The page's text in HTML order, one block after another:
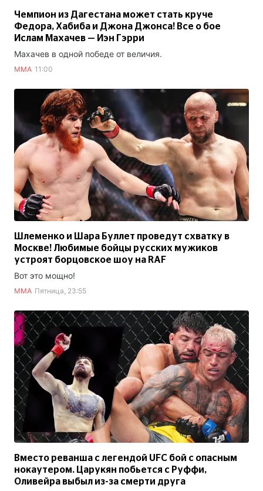
Чемпион из Дагестана может стать круче
Федора, Хабиба и Джона Джонса! Все о бое
Ислам Махачев — Иэн Гэрри
Махачев в одной победе от величия.
ММА 11:00
Шлеменко и Шара Буллет проведут схватку в
Москве! Любимые бойцы русских мужиков
устроят борцовское шоу на RAF
Вот это мощно!
ММА Пятница, 23:55
Вместо реванша с легендой UFC бой с опасным
нокаутером. Царукян побьется с Руффи,
Оливейра выбыл из-за смерти друга